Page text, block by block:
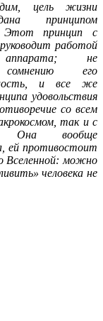
цель жизни
принципом
Этот принцип с
работой
аппарата; не
его
и все же
удовольствия
со всем
так и с
Она вообще
ей противостоит
Вселенной: можно
человека не